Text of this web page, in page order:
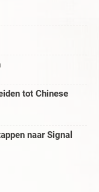
tot Chinese
naar Signal